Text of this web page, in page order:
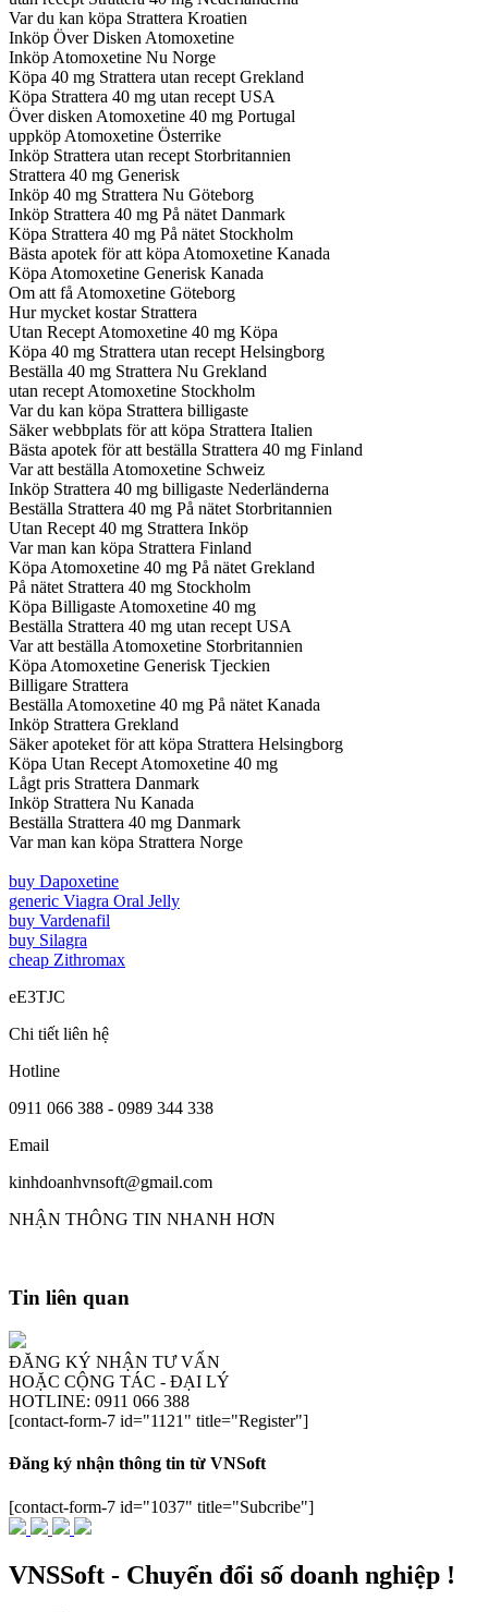
Var du kan köpa Strattera Kroatien
Inköp Över Disken Atomoxetine
Inköp Atomoxetine Nu Norge
Köpa 40 mg Strattera utan recept Grekland
Köpa Strattera 40 mg utan recept USA
Över disken Atomoxetine 40 mg Portugal
uppköp Atomoxetine Österrike
Inköp Strattera utan recept Storbritannien
Strattera 40 mg Generisk
Inköp 40 mg Strattera Nu Göteborg
Inköp Strattera 40 mg På nätet Danmark
Köpa Strattera 40 mg På nätet Stockholm
Bästa apotek för att köpa Atomoxetine Kanada
Köpa Atomoxetine Generisk Kanada
Om att få Atomoxetine Göteborg
Hur mycket kostar Strattera
Utan Recept Atomoxetine 40 mg Köpa
Köpa 40 mg Strattera utan recept Helsingborg
Beställa 40 mg Strattera Nu Grekland
utan recept Atomoxetine Stockholm
Var du kan köpa Strattera billigaste
Säker webbplats för att köpa Strattera Italien
Bästa apotek för att beställa Strattera 40 mg Finland
Var att beställa Atomoxetine Schweiz
Inköp Strattera 40 mg billigaste Nederländerna
Beställa Strattera 40 mg På nätet Storbritannien
Utan Recept 40 mg Strattera Inköp
Var man kan köpa Strattera Finland
Köpa Atomoxetine 40 mg På nätet Grekland
På nätet Strattera 40 mg Stockholm
Köpa Billigaste Atomoxetine 40 mg
Beställa Strattera 40 mg utan recept USA
Var att beställa Atomoxetine Storbritannien
Köpa Atomoxetine Generisk Tjeckien
Billigare Strattera
Beställa Atomoxetine 40 mg På nätet Kanada
Inköp Strattera Grekland
Säker apoteket för att köpa Strattera Helsingborg
Köpa Utan Recept Atomoxetine 40 mg
Lågt pris Strattera Danmark
Inköp Strattera Nu Kanada
Beställa Strattera 40 mg Danmark
Var man kan köpa Strattera Norge
buy Dapoxetine
generic Viagra Oral Jelly
buy Vardenafil
buy Silagra
cheap Zithromax
eE3TJC
Chi tiết liên hệ
Hotline
0911 066 388 - 0989 344 338
Email
kinhdoanhvnsoft@gmail.com
NHẬN THÔNG TIN NHANH HƠN
Tin liên quan
ĐĂNG KÝ NHẬN TƯ VẤN
HOẶC CỘNG TÁC - ĐẠI LÝ
HOTLINE: 0911 066 388
[contact-form-7 id="1121" title="Register"]
Đăng ký nhận thông tin từ VNSoft
[contact-form-7 id="1037" title="Subcribe"]
VNSSoft - Chuyển đổi số doanh nghiệp !